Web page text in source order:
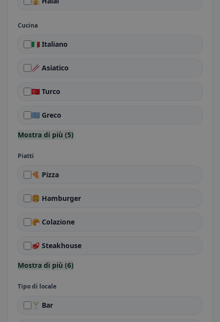
Cucina
🇮🇹 Italiano
🥢 Asiatico
🇹🇷 Turco
🇬🇷 Greco
Mostra di più (5)
Piatti
🍕 Pizza
🍔 Hamburger
🥐 Colazione
🥩 Steakhouse
Mostra di più (6)
Tipo di locale
🍸 Bar